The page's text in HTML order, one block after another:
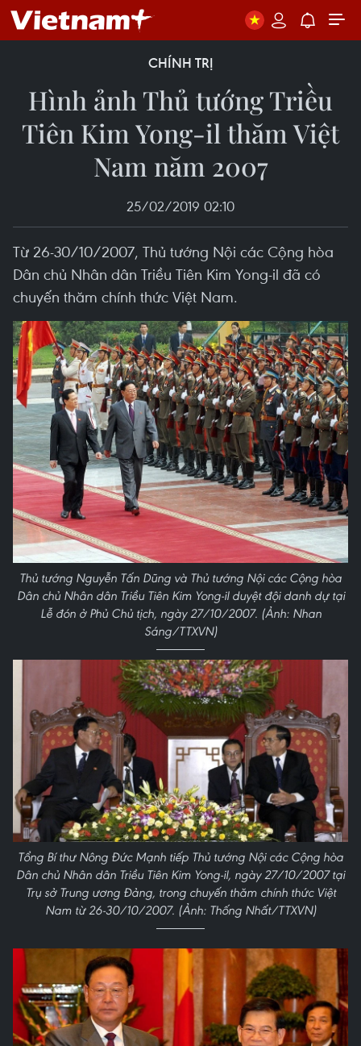
CHÍNH TRỊ
Hình ảnh Thủ tướng Triều
Tiên Kim Yong-il thăm Việt
Nam năm 2007
25/02/2019 02:10
Từ 26-30/10/2007, Thủ tướng Nội các Cộng hòa
Dân chủ Nhân dân Triều Tiên Kim Yong-il đã có
chuyến thăm chính thức Việt Nam.
Thủ tướng Nguyễn Tấn Dũng và Thủ tướng Nội các Cộng hòa
Dân chủ Nhân dân Triều Tiên Kim Yong-il duyệt đội danh dự tại
Lễ đón ở Phủ Chủ tịch, ngày 27/10/2007. (Ảnh: Nhan
Sáng/TTXVN)
Tổng Bí thư Nông Đức Mạnh tiếp Thủ tướng Nội các Cộng hòa
Dân chủ Nhân dân Triều Tiên Kim Yong-il, ngày 27/10/2007 tại
Trụ sở Trung ương Đảng, trong chuyến thăm chính thức Việt
Nam từ 26-30/10/2007. (Ảnh: Thống Nhất/TTXVN)